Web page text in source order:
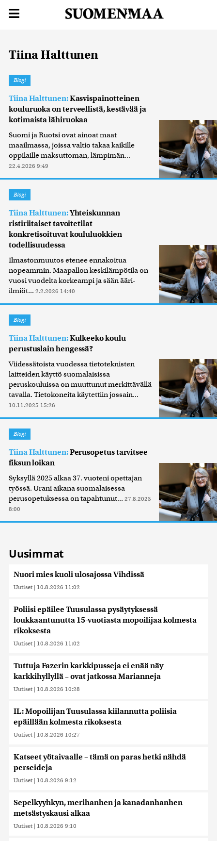
Tiina Halttunen
Blogi
Tiina Halttunen:Kasvispainotteinen
kouluruoka on terveellistä, kestävää ja
kotimaista lähiruokaa
Suomi ja Ruotsi ovat ainoat maat
maailmassa, joissa valtio takaa kaikille
oppilaille maksuttoman, lämpimän...
22.4.2026 9:49
Blogi
Tiina Halttunen:Yhteiskunnan
ristiriitaiset tavoitetilat
konkretisoituvat koululuokkien
todellisuudessa
Ilmastonmuutos etenee ennakoitua
nopeammin. Maapallon keskilämpötila on
vuosi vuodelta korkeampi ja sään ääri-
ilmiöt... 2.2.2026 14:40
Blogi
Tiina Halttunen:Kulkeeko koulu
perustuslain hengessä?
Viidessätoista vuodessa tietoteknisten
laitteiden käyttö suomalaisissa
peruskouluissa on muuttunut merkittävällä
tavalla. Tietokoneita käytettiin jossain...
10.11.2025 15:26
Blogi
Tiina Halttunen:Perusopetus tarvitsee
fiksun loikan
Syksyllä 2025 alkaa 37. vuoteni opettajan
työssä. Urani aikana suomalaisessa
perusopetuksessa on tapahtunut... 27.8.2025
8:00
Uusimmat
Nuori mies kuoli ulosajossa Vihdissä
Uutiset | 10.8.2026 11:02
Poliisi epäilee Tuusulassa pysäytyksessä
loukkaantunutta 15-vuotiasta mopoilijaa kolmesta
rikoksesta
Uutiset | 10.8.2026 11:02
Tuttuja Fazerin karkkipusseja ei enää näy
karkkihyllyllä – ovat jatkossa Marianneja
Uutiset | 10.8.2026 10:28
IL: Mopoilijan Tuusulassa kiilannutta poliisia
epäillään kolmesta rikoksesta
Uutiset | 10.8.2026 10:27
Katseet yötaivaalle – tämä on paras hetki nähdä
perseideja
Uutiset | 10.8.2026 9:12
Sepelkyyhkyn, merihanhen ja kanadanhanhen
metsästyskausi alkaa
Uutiset | 10.8.2026 9:10